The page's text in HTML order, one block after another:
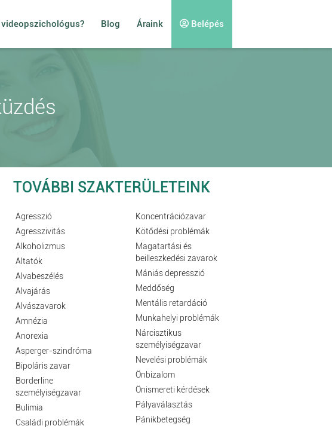
videopszichológus? Blog Áraink Belépés
TOVÁBBI SZAKTERÜLETEINK
Agresszió
Agresszivitás
Alkoholizmus
Altatók
Alvabeszélés
Alvajárás
Alvászavarok
Amnézia
Anorexia
Asperger-szindróma
Bipoláris zavar
Borderline
személyiségzavar
Bulimia
Családi problémák
Koncentrációzavar
Kötődési problémák
Magatartási és
beilleszkedési zavarok
Mániás depresszió
Meddőség
Mentális retardáció
Munkahelyi problémák
Nárcisztikus
személyiségzavar
Nevelési problémák
Önbizalom
Önismereti kérdések
Pályaválasztás
Pánikbetegség